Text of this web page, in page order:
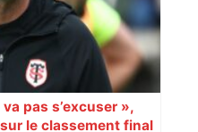
pas s’excuser »,
le classement final